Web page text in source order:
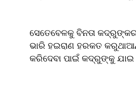
ସେତେବେଳକୁ ବିନତା କଦ୍ରୁଙ୍କର
ଭାରି ହଇରାଣ ହରକତ
କରିଦେବା ପାଇଁ କଦ୍ରୁଙ୍କୁ